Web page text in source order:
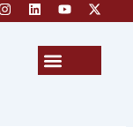
n
s
i
n
o
u
e
-
t
t
Menu